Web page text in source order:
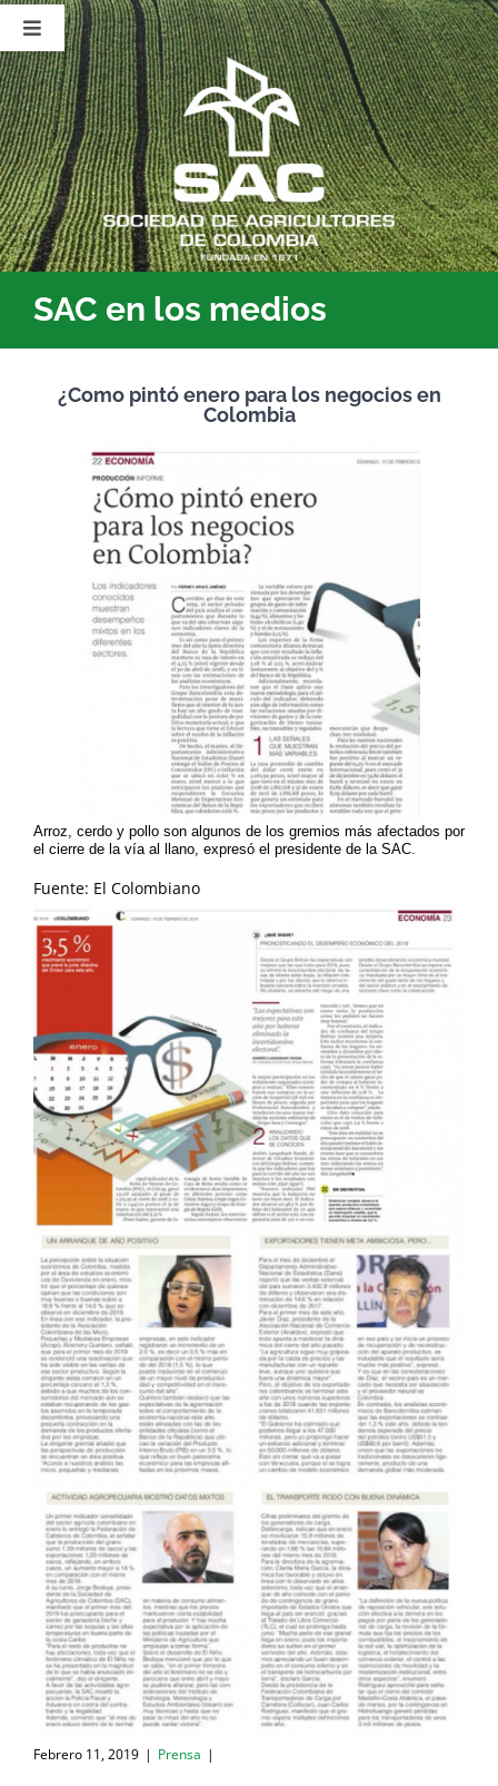
Saltar
contenido
Toggle
Navigation
Nosotros
Publicaciones
Sala de Prensa
Eventos
SAC en los medios
¿Como pintó enero para los negocios en
Colombia
Arroz, cerdo y pollo son algunos de los gremios más afectados por
el cierre de la vía al llano, expresó el presidente de la SAC.
Fuente: El Colombiano
Febrero 11, 2019 | Prensa |